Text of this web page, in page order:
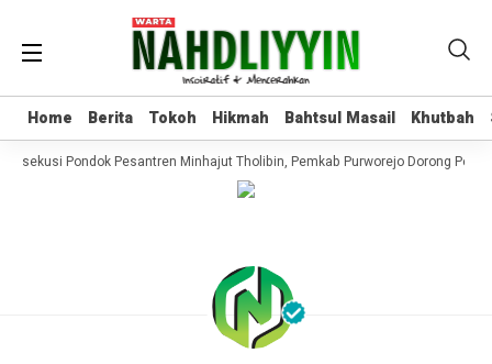
Home Berita Tokoh Hikmah Bahtsul Masail Khutbah
Home Berita Tokoh Hikmah Bahtsul Masail Khutbah
Pondok Pesantren Minhajut Tholibin, Pemkab Purworejo Dorong